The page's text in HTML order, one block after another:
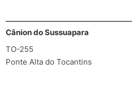
Cânion do Sussuapara
TO-255
Ponte Alta do Tocantins